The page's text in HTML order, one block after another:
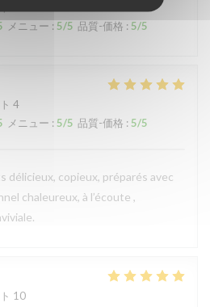
メニュー : 5/5 品質-価格 : 5/5
4
メニュー : 5/5 品質-価格 : 5/5
délicieux, copieux, préparés avec
chaleureux, à l’écoute ,
10